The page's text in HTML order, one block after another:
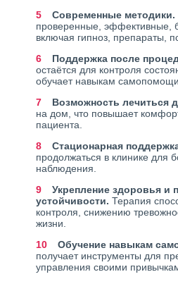
Современные методики.
проверенные, эффективные,
включая гипноз, препараты,
Поддержка после
остаётся для контроля
обучает навыкам самопомощи.
Возможность лечиться
на дом, что повышает
пациента.
Стационарная
продолжаться в клинике для
наблюдения.
Укрепление здоровья и
устойчивости. Терапия
контроля, снижению
жизни.
Обучение навыкам
получает инструменты для
управления своими